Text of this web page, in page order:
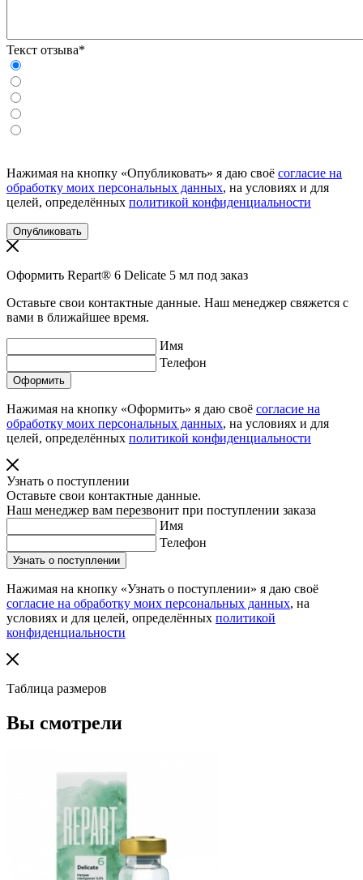
Текст отзыва*
Нажимая на кнопку «Опубликовать» я даю своё согласие на
обработку моих персональных данных, на условиях и для
целей, определённых политикой конфиденциальности
Оформить Repart® 6 Delicate 5 мл под заказ
Оставьте свои контактные данные. Наш менеджер свяжется с
вами в ближайшее время.
Имя
Телефон
Нажимая на кнопку «Оформить» я даю своё согласие на
обработку моих персональных данных, на условиях и для
целей, определённых политикой конфиденциальности
Узнать о поступлении
Оставьте свои контактные данные.
Наш менеджер вам перезвонит при поступлении заказа
Имя
Телефон
Нажимая на кнопку «Узнать о поступлении» я даю своё
согласие на обработку моих персональных данных, на
условиях и для целей, определённых политикой
конфиденциальности
Таблица размеров
Вы смотрели